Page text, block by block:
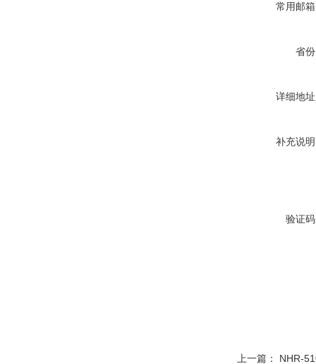
常用邮
省
详细地
补充说
验证
上一篇： NHR-